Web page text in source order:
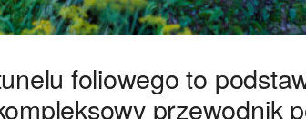
foliowego to
przewodnik